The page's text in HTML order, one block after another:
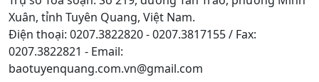
Xuân, tỉnh Tuyên Quang, Việt Nam.
Điện thoại: 0207.3822820 - 0207.3817155 / Fax:
0207.3822821 - Email:
baotuyenquang.com.vn@gmail.com